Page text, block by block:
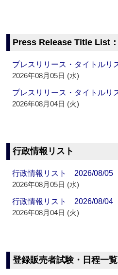
Press Release Title List
プレスリリース・タイトル
2026年08月05日 (水)
プレスリリース・タイトル
2026年08月04日 (火)
行政情報リスト
行政情報リスト 2026/08/05
2026年08月05日 (水)
行政情報リスト 2026/08/04
2026年08月04日 (火)
登録販売者試験・日程一覧